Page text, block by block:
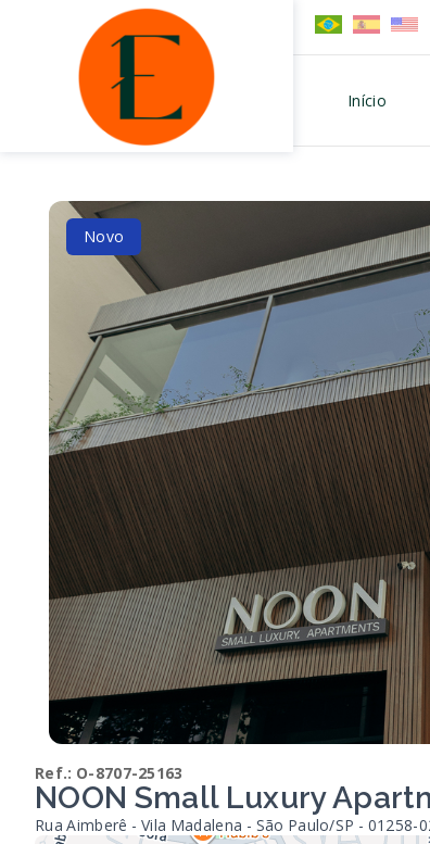
Início
Novo
Ref.: O-8707-25163
NOON Small Luxury
Rua Aimberê - Vila Madalena - São Paulo/SP - 01258-